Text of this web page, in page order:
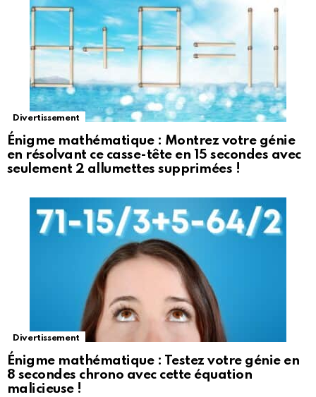
Divertissement
Énigme mathématique : Montrez votre génie
en résolvant ce casse-tête en 15 secondes avec
seulement 2 allumettes supprimées !
Divertissement
Énigme mathématique : Testez votre génie en
8 secondes chrono avec cette équation
malicieuse !